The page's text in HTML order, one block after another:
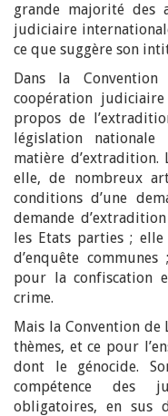
grande majorité des
judiciaire
ce que suggère son
Dans la
coopération judiciaire
propos de
législation
matière d’extradition.
elle, de nombreux
conditions d’une
demande
les Etats parties ;
d’enquête
pour la confiscation
crime.
Mais la Convention de
thèmes, et ce pour
dont le génocide.
compétence des
obligatoires, en sus